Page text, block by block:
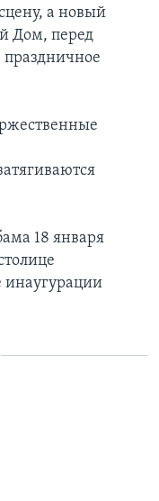
а новый
Дом, перед
праздничное
18 января